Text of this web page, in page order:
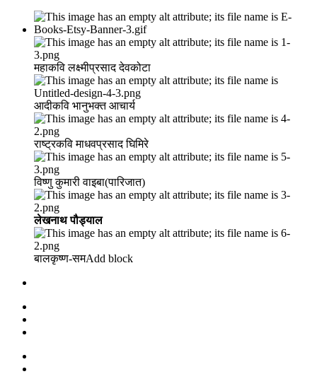
महाकवि लक्ष्मीप्रसाद देवकोटा
आदीकवि भानुभक्त आचार्य
राष्ट्रकवि माधवप्रसाद घिमिरे
विष्णु कुमारी वाइबा(पारिजात)
लेखनाथ पौड्याल
बालकृष्ण-सम Add block